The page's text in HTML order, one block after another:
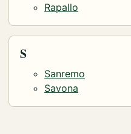
Rapallo
S
Sanremo
Savona